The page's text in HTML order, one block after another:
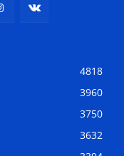
4818
3960
3750
3632